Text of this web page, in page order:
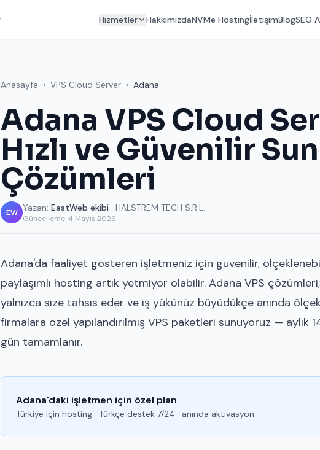
Hizmetler HakkımızdaNVMe HostingİletişimBlogSEO
Anasayfa › VPS Cloud Server › Adana
Adana VPS Cloud
Hızlı ve Güvenilir
Çözümleri
EW Yazan: EastWeb ekibi · HALSTREM TECH S.R.L.
Güncelleme:4 Mayıs 2026
Adana'da faaliyet gösteren işletmeniz için güvenilir,
paylaşımlı hosting artık yetmiyor olabilir. Adana VPS çözümleri;
yalnızca size tahsis eder ve iş yükünüz büyüdükçe anında
firmalara özel yapılandırılmış VPS paketleri sunuyoruz — aylık
gün tamamlanır.
Adana'daki işletmen için özel plan
Türkiye için hosting · Türkçe destek 7/24 · anında aktivasyon